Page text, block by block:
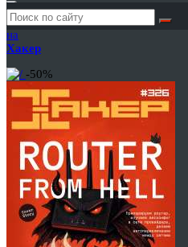
Годовая
подписка
на
Хакер
-50%